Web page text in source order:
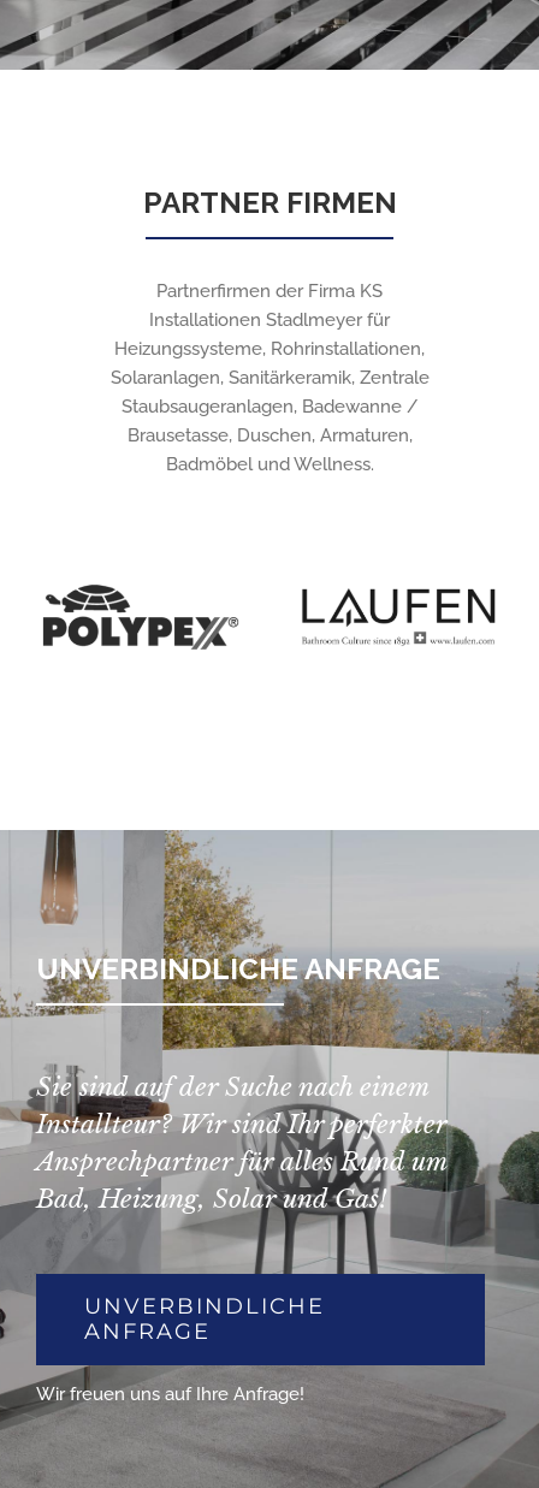
PARTNER FIRMEN
Partnerfirmen der Firma KS
Installationen Stadlmeyer für
Heizungssysteme, Rohrinstallationen,
Solaranlagen, Sanitärkeramik, Zentrale
Staubsaugeranlagen, Badewanne /
Brausetasse, Duschen, Armaturen,
Badmöbel und Wellness.
UNVERBINDLICHE ANFRAGE
Sie sind auf der Suche nach einem
Installteur? Wir sind Ihr perferkter
Ansprechpartner für alles Rund um
Bad, Heizung, Solar und Gas!
UNVERBINDLICHE
ANFRAGE
Wir freuen uns auf Ihre Anfrage!